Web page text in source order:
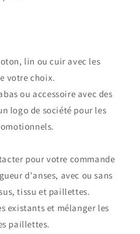
lin ou cuir avec les
votre choix.
ou accessoire avec des
logo de société pour les
pour votre commande
d'anses, avec ou sans
tissu et paillettes.
existants et mélanger les
paillettes.